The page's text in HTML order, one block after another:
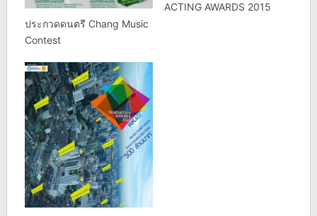
ประกวดดนตรี Chang Music
Contest
ACTING AWARDS 2015